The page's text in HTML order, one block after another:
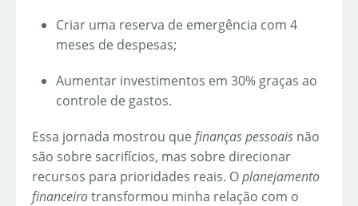
Criar uma reserva de emergência com 4
meses de despesas;
Aumentar investimentos em 30% graças ao
controle de gastos.
Essa jornada mostrou quefinanças pessoais não
são sobre sacrifícios, mas sobre direcionar
recursos para prioridades reais. Oplanejamento
financeirotransformou minha relação com o